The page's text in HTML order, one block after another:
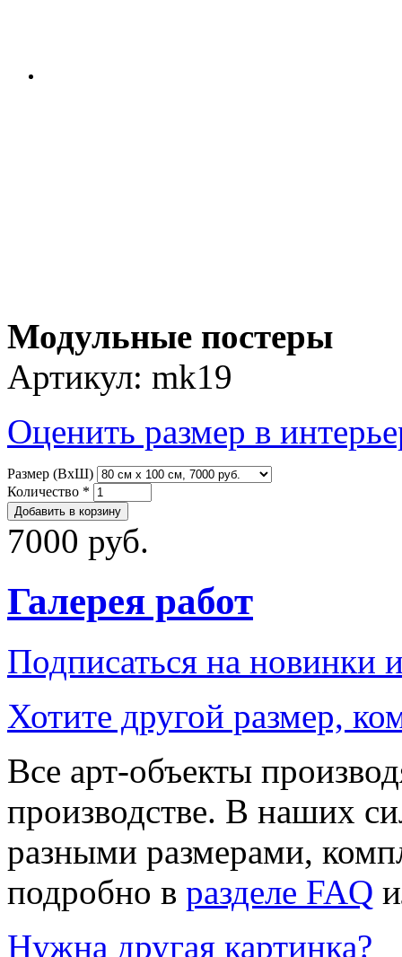
Модульные постеры
Артикул: mk19
Оценить размер в
Размер (ВхШ)
Количество *
7000 руб.
Галерея работ
Подписаться на новинки
Хотите другой размер,
Все арт-объекты
производстве. В наших
разными размерами,
подробно в разделе FAQ
Нужна другая картинка?